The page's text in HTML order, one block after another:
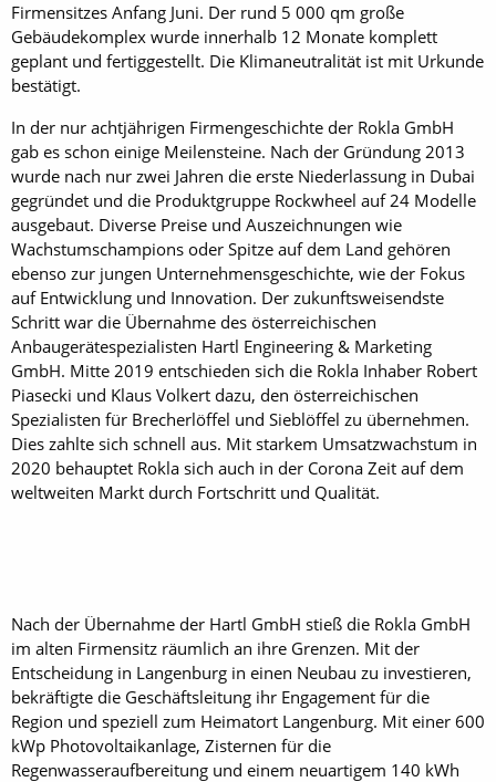
Firmensitzes Anfang Juni. Der rund 5 000 qm große
Gebäudekomplex wurde innerhalb 12 Monate komplett
geplant und fertiggestellt. Die Klimaneutralität ist mit Urkunde
bestätigt.
In der nur achtjährigen Firmengeschichte der Rokla GmbH
gab es schon einige Meilensteine. Nach der Gründung 2013
wurde nach nur zwei Jahren die erste Niederlassung in Dubai
gegründet und die Produktgruppe Rockwheel auf 24 Modelle
ausgebaut. Diverse Preise und Auszeichnungen wie
Wachstumschampions oder Spitze auf dem Land gehören
ebenso zur jungen Unternehmensgeschichte, wie der Fokus
auf Entwicklung und Innovation. Der zukunftsweisendste
Schritt war die Übernahme des österreichischen
Anbaugerätespezialisten Hartl Engineering & Marketing
GmbH. Mitte 2019 entschieden sich die Rokla Inhaber Robert
Piasecki und Klaus Volkert dazu, den österreichischen
Spezialisten für Brecherlöffel und Sieblöffel zu übernehmen.
Dies zahlte sich schnell aus. Mit starkem Umsatzwachstum in
2020 behauptet Rokla sich auch in der Corona Zeit auf dem
weltweiten Markt durch Fortschritt und Qualität.
Nach der Übernahme der Hartl GmbH stieß die Rokla GmbH
im alten Firmensitz räumlich an ihre Grenzen. Mit der
Entscheidung in Langenburg in einen Neubau zu investieren,
bekräftigte die Geschäftsleitung ihr Engagement für die
Region und speziell zum Heimatort Langenburg. Mit einer 600
kWp Photovoltaikanlage, Zisternen für die
Regenwasseraufbereitung und einem neuartigem 140 kWh